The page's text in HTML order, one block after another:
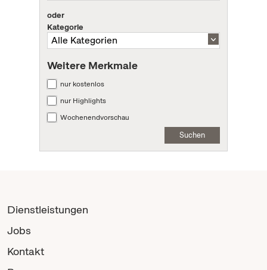
oder
Kategorie
Weitere Merkmale
nur kostenlos
nur Highlights
Wochenendvorschau
Suchen
Dienstleistungen
Jobs
Kontakt